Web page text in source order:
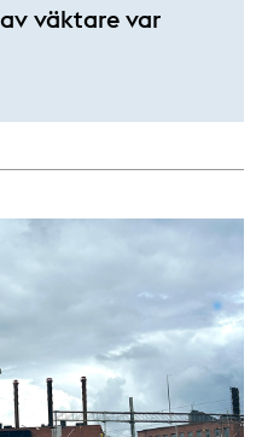
väktare var